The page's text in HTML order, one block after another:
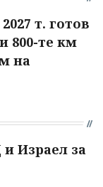
т. готов
800-те км
на
Израел за